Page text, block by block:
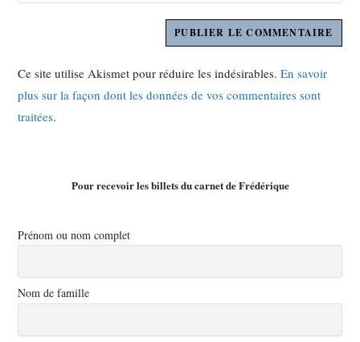
Ce site utilise Akismet pour réduire les indésirables.En savoir
plus sur la façon dont les données de vos commentaires sont
traitées.
Pour recevoir les billets du carnet de Frédérique
Prénom ou nom complet
Nom de famille